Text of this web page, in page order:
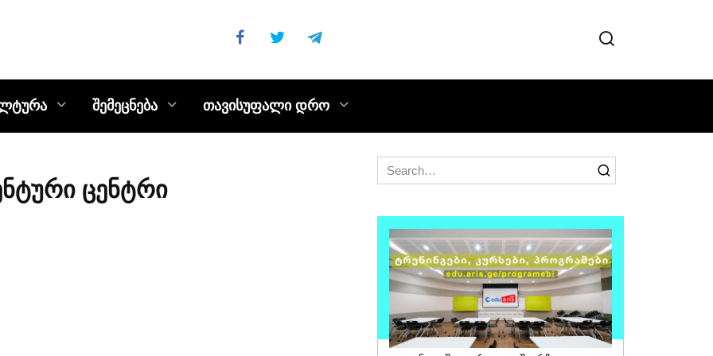
შემეცნება თავისუფალი დრო
ცენტრი
Search
for: